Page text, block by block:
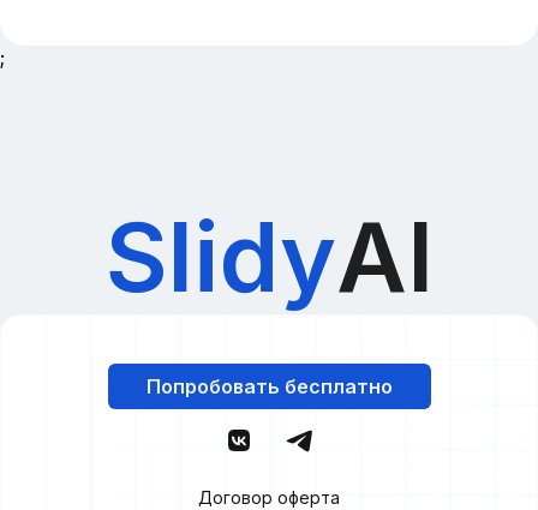
;
SlidyAI
Попробовать бесплатно
Договор оферта